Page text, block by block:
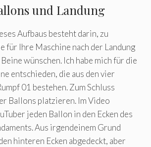
und Landung
Aufbaus besteht darin, zu
für Ihre Maschine nach der Landung
wünschen. Ich habe mich für die
entschieden, die aus den vier
01 bestehen. Zum Schluss
Ballons platzieren. Im Video
jeden Ballon in den Ecken des
Aus irgendeinem Grund
hinteren Ecken abgedeckt, aber